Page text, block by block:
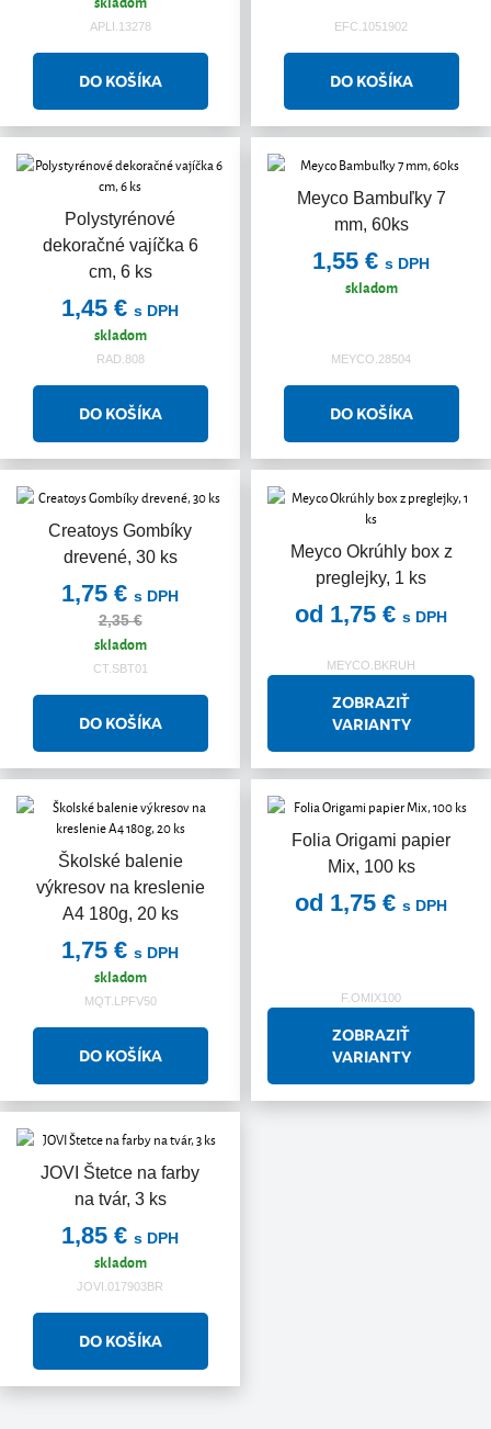
APLI.13278 EFC.1051902
Polystyrénové
dekoračné vajíčka 6
cm, 6 ks
1,45 € s DPH
skladom
RAD.808
Meyco Bambuľky 7
mm, 60ks
1,55 € s DPH
skladom
MEYCO.28504
Creatoys Gombíky
drevené, 30 ks
Akcia
1,75 € s DPH
2,35 €
skladom
CT.SBT01
Meyco Okrúhly box z
preglejky, 1 ks
od 1,75 € s DPH
MEYCO.BKRUH
ZOBRAZIŤ
VARIANTY
Školské balenie
výkresov na kreslenie
A4 180g, 20 ks
1,75 € s DPH
skladom
MQT.LPFV50
Folia Origami papier
Mix, 100 ks
od 1,75 € s DPH
F.OMIX100
ZOBRAZIŤ
VARIANTY
JOVI Štetce na farby
na tvár, 3 ks
1,85 € s DPH
skladom
JOVI.017903BR